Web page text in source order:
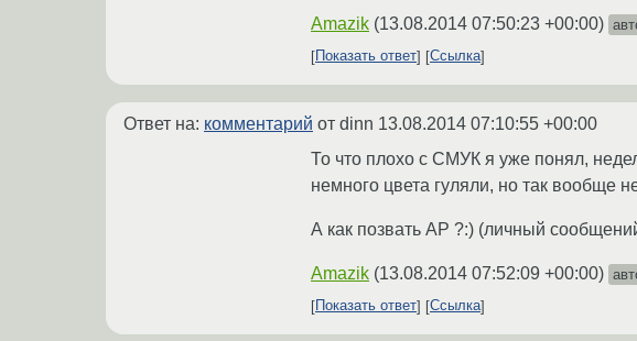
Amazik (13.08.2014 07:50:23 +00:00)
Показать ответ
Ссылка
Ответ на: комментарий от dinn 13.08.2014 07:10:55 +00:00
То что плохо с СМУК я уже понял,
немного цвета гуляли, но так вообще
А как позвать АР ?:) (личный
Amazik (13.08.2014 07:52:09 +00:00)
Показать ответ
Ссылка